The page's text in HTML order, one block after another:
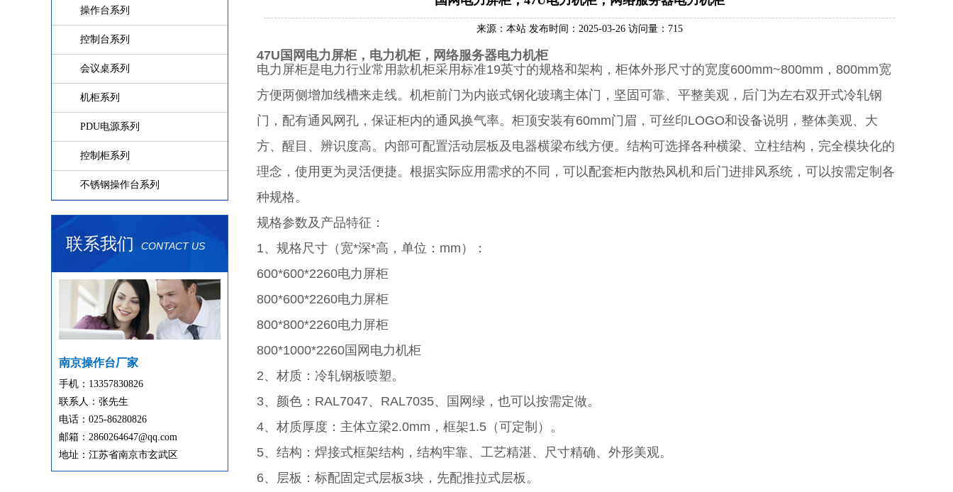
操作台系列
控制台系列
会议桌系列
机柜系列
PDU电源系列
控制柜系列
不锈钢操作台系列
联系我们 CONTACT US
南京操作台厂家
手机：13357830826
联系人：张先生
电话：025-86280826
邮箱：2860264647@qq.com
地址：江苏省南京市玄武区
来源：本站 发布时间：2025-03-26 访问量：715
47U国网电力屏柜，电力机柜，网络服务器电力机柜
电力屏柜是电力行业常用款机柜采用标准19英寸的规格和架构，柜体外形尺寸的宽度600mm~800mm，800mm宽
方便两侧增加线槽来走线。机柜前门为内嵌式钢化玻璃主体门，坚固可靠、平整美观，后门为左右双开式冷轧钢
门，配有通风网孔，保证柜内的通风换气率。柜顶安装有60mm门眉，可丝印LOGO和设备说明，整体美观、大
方、醒目、辨识度高。内部可配置活动层板及电器横梁布线方便。结构可选择各种横梁、立柱结构，完全模块化的
理念，使用更为灵活便捷。根据实际应用需求的不同，可以配套柜内散热风机和后门进排风系统，可以按需定制各
种规格。
规格参数及产品特征：
1、规格尺寸（宽*深*高，单位：mm）：
600*600*2260电力屏柜
800*600*2260电力屏柜
800*800*2260电力屏柜
800*1000*2260国网电力机柜
2、材质：冷轧钢板喷塑。
3、颜色：RAL7047、RAL7035、国网绿，也可以按需定做。
4、材质厚度：主体立梁2.0mm，框架1.5（可定制）。
5、结构：焊接式框架结构，结构牢靠、工艺精湛、尺寸精确、外形美观。
6、层板：标配固定式层板3块，先配推拉式层板。